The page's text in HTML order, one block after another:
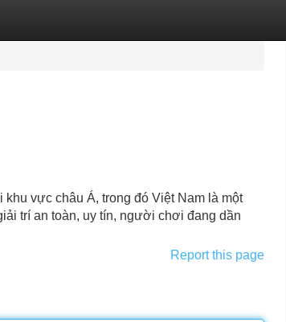
vực châu Á, trong đó Việt Nam là một
trí an toàn, uy tín, người chơi đang dần
Report this page